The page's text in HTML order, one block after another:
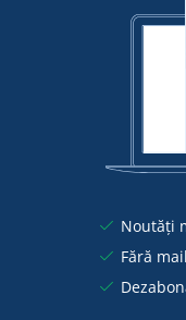
Noutăți
Fără